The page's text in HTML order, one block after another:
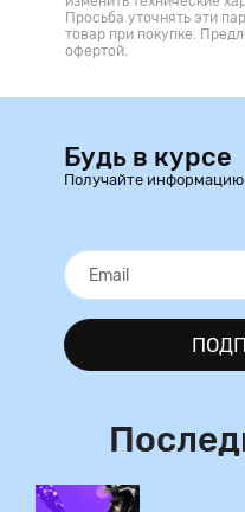
Просьба уточнять эти
товар при покупке.
офертой.
Будь в курсе
Получайте